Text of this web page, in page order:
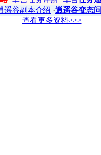
遥谷副本介绍 ·逍遥谷变态
查看更多资料>>>